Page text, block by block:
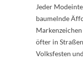
Jeder
baumelnde
öfter in
Volksfesten